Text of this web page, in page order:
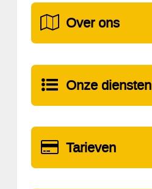
Over ons
Onze diensten
Tarieven